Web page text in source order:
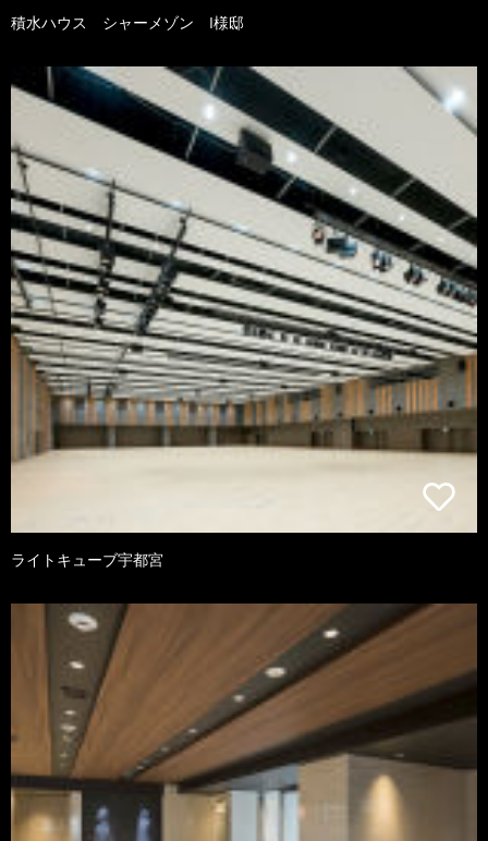
積水ハウス シャーメゾン I様邸
ライトキューブ宇都宮